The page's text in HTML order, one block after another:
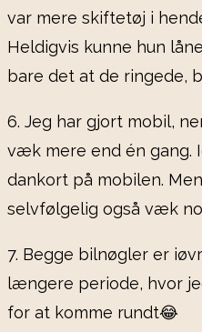
var mere skiftetøj i
Heldigvis kunne hun
bare det at de ringede,
6. Jeg har gjort mobil,
væk mere end én gang.
dankort på mobilen.
selvfølgelig også væk
7. Begge bilnøgler er
længere periode, hvor
for at komme rundt😂